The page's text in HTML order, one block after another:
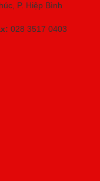
P. Hiệp Bình
028 3517 0403